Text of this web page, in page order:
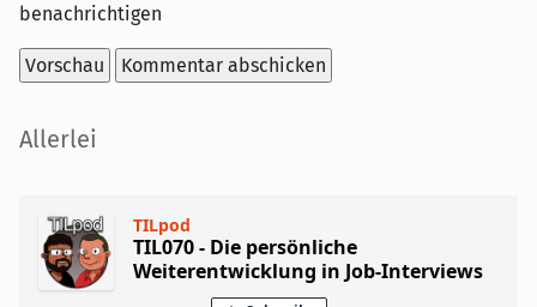
benachrichtigen
Seitenleiste
Allerlei